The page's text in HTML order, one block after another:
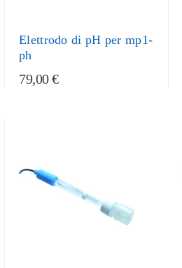
Elettrodo di pH per mp1-
ph
79,00 €